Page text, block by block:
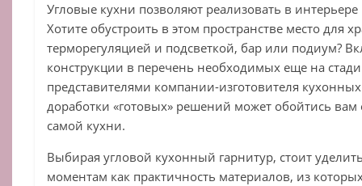
Угловые кухни позволяют реализовать в
Хотите обустроить в этом пространстве место для
терморегуляцией и подсветкой, бар или подиум?
конструкции в перечень необходимых еще на
представителями компании-изготовителя
доработки «готовых» решений может обойтись вам
самой кухни.
Выбирая угловой кухонный гарнитур, стоит
моментам как практичность материалов, из